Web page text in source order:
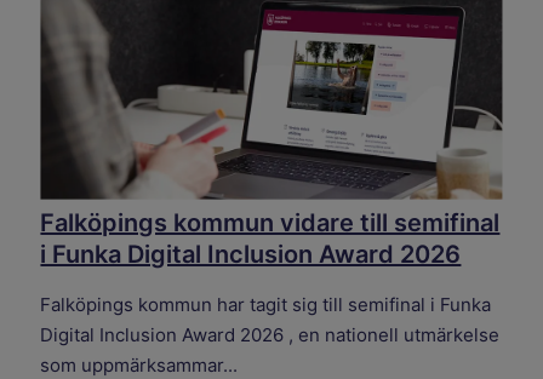
Falköpings kommun vidare till semifinal
i Funka Digital Inclusion Award 2026
Falköpings kommun har tagit sig till semifinal i Funka
Digital Inclusion Award 2026 , en nationell utmärkelse
som uppmärksammar...